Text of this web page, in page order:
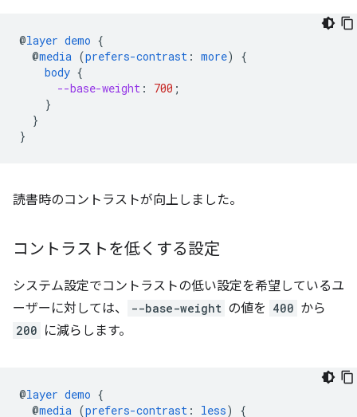
@layer demo {
@media (prefers-contrast : more)
{
body {
--base-weight : 700 ;
}
}
}
読書時のコントラストが向上しました。
コントラストを低くする設定
システム設定でコントラストの低い設定を希望しているユ
ーザーに対しては、
--base-weight の値を 400 から
200 に減らします。
@layer demo {
@media (prefers-contrast : less) {